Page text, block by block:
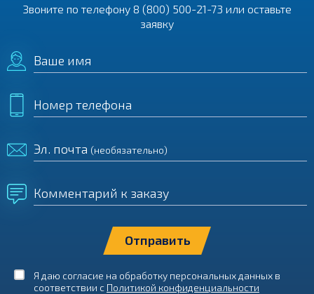
Звоните по телефону 8 (800) 500-21-73 или оставьте
заявку
Ваше имя
Номер телефона
Эл. почта (необязательно)
Комментарий к заказу
Я даю согласие на обработку персональных данных в
соответствии с Политикой конфиденциальности